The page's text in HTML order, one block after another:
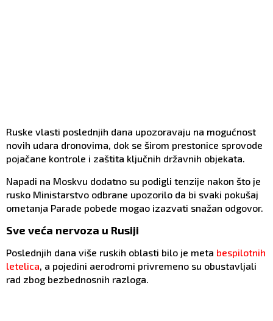
Ruske vlasti poslednjih dana upozoravaju na mogućnost
novih udara dronovima, dok se širom prestonice sprovode
pojačane kontrole i zaštita ključnih državnih objekata.
Napadi na Moskvu dodatno su podigli tenzije nakon što je
rusko Ministarstvo odbrane upozorilo da bi svaki pokušaj
ometanja Parade pobede mogao izazvati snažan odgovor.
Sve veća nervoza u Rusiji
Poslednjih dana više ruskih oblasti bilo je meta bespilotnih
letelica , a pojedini aerodromi privremeno su obustavljali
rad zbog bezbednosnih razloga.